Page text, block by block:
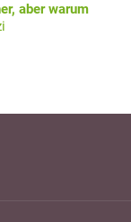
aber warum